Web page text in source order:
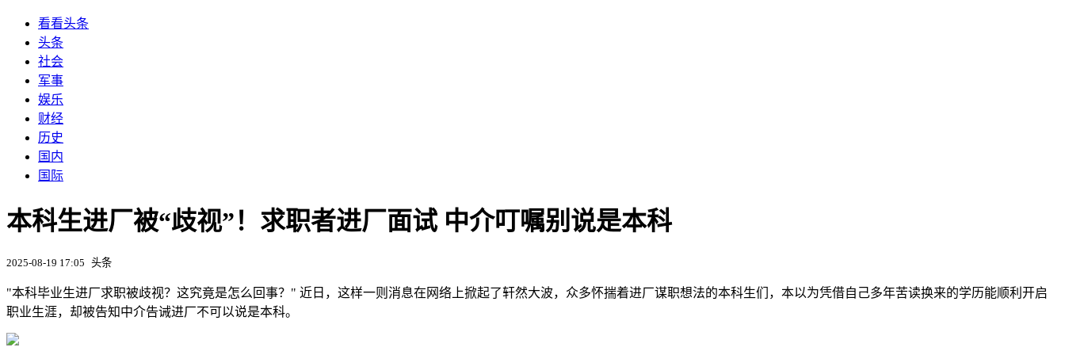
看看头条
头条
社会
军事
娱乐
财经
历史
国内
国际
本科生进厂被“歧视”！求职者进厂面试 中介叮嘱别说是本科
2025-08-19 17:05 头条
"本科毕业生进厂求职被歧视？这究竟是怎么回事？" 近日，这样一则消息在网络上掀起了轩然大波，众多怀揣着进厂谋职想法的本科生们，本以为凭借自己多年苦读换来的学历能顺利开启
职业生涯，却被告知中介告诫进厂不可以说是本科。